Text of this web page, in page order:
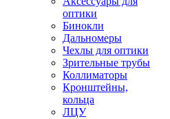
оптики
Бинокли
Дальномеры
Чехлы для оптики
Зрительные трубы
Коллиматоры
Кронштейны,
кольца
ЛЦУ